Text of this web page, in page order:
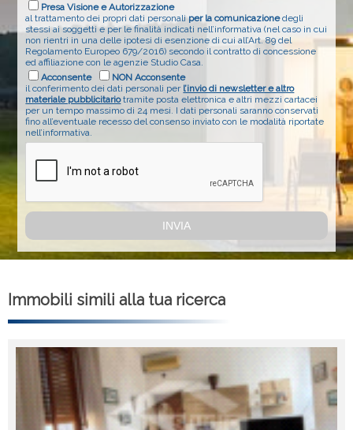
Presa Visione e Autorizzazione
al trattamento dei propri dati personaliper la comunicazionedegli
stessi ai soggetti e per le finalità indicati nell’informativa (nel caso in cui
non rientri in una delle ipotesi di esenzione di cui all’Art. 89 del
Regolamento Europeo 679/2016) secondo il contratto di concessione
ed affiliazione con le agenzie Studio Casa.
Acconsente
NON Acconsente
il conferimento dei dati personali per l’invio di newsletter e altro
materiale pubblicitariotramite posta elettronica e altri mezzi cartacei
per un tempo massimo di 24 mesi. I dati personali saranno conservati
fino all’eventuale recesso del consenso inviato con le modalità riportate
nell’informativa.
Immobili simili alla tua ricerca